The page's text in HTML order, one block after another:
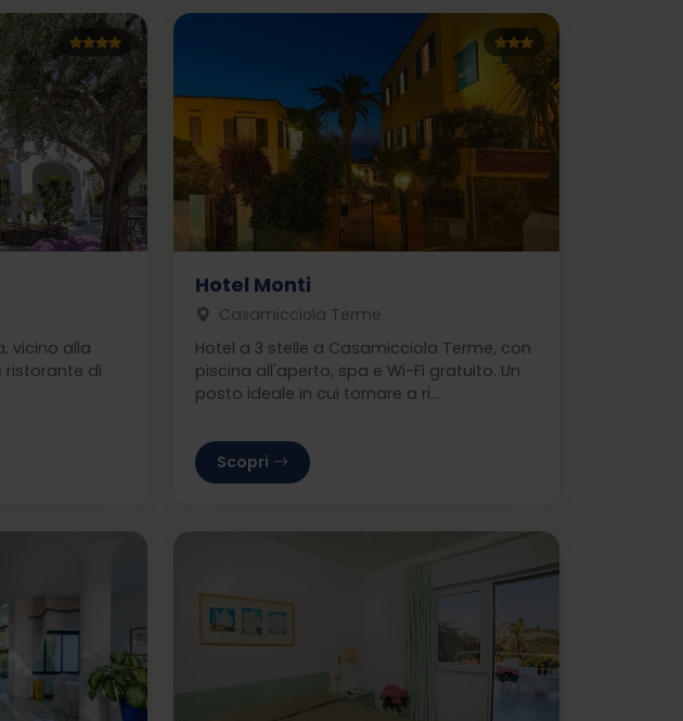
vicino alla
ristorante di
Hotel Monti
Casamicciola Terme
Hotel a 3 stelle a Casamicciola Terme, con
piscina all'aperto, spa e Wi-Fi gratuito. Un
posto ideale in cui tornare a ri...
Scopri